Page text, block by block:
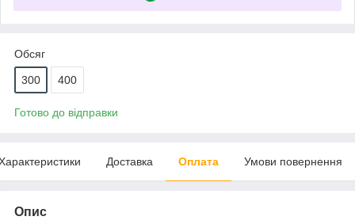
Обсяг
300 400
Готово до відправки
Доставка Оплата Умови повернення
Опис